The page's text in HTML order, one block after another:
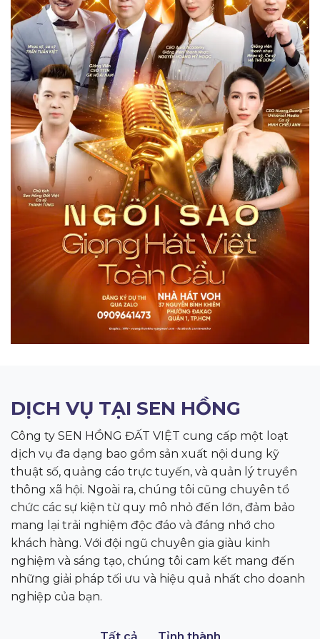
DỊCH VỤ TẠI SEN HỒNG
Công ty SEN HỒNG ĐẤT VIỆT cung cấp một loạt
dịch vụ đa dạng bao gồm sản xuất nội dung kỹ
thuật số, quảng cáo trực tuyến, và quản lý truyền
thông xã hội. Ngoài ra, chúng tôi cũng chuyên tổ
chức các sự kiện từ quy mô nhỏ đến lớn, đảm bảo
mang lại trải nghiệm độc đáo và đáng nhớ cho
khách hàng. Với đội ngũ chuyên gia giàu kinh
nghiệm và sáng tạo, chúng tôi cam kết mang đến
những giải pháp tối ưu và hiệu quả nhất cho doanh
nghiệp của bạn.